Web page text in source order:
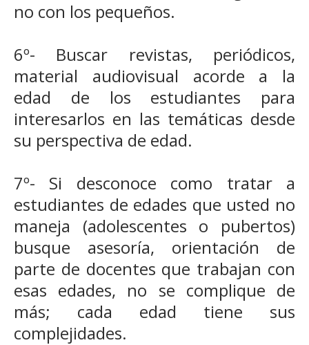
no con los pequeños.
6º- Buscar revistas, periódicos,
material audiovisual acorde a la
edad de los estudiantes para
interesarlos en las temáticas desde
su perspectiva de edad.
7º- Si desconoce como tratar a
estudiantes de edades que usted no
maneja (adolescentes o pubertos)
busque asesoría, orientación de
parte de docentes que trabajan con
esas edades, no se complique de
más; cada edad tiene sus
complejidades.